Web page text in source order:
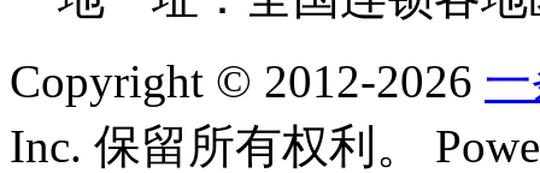
Copyright © 2012-2026
Inc. 保留所有权利。